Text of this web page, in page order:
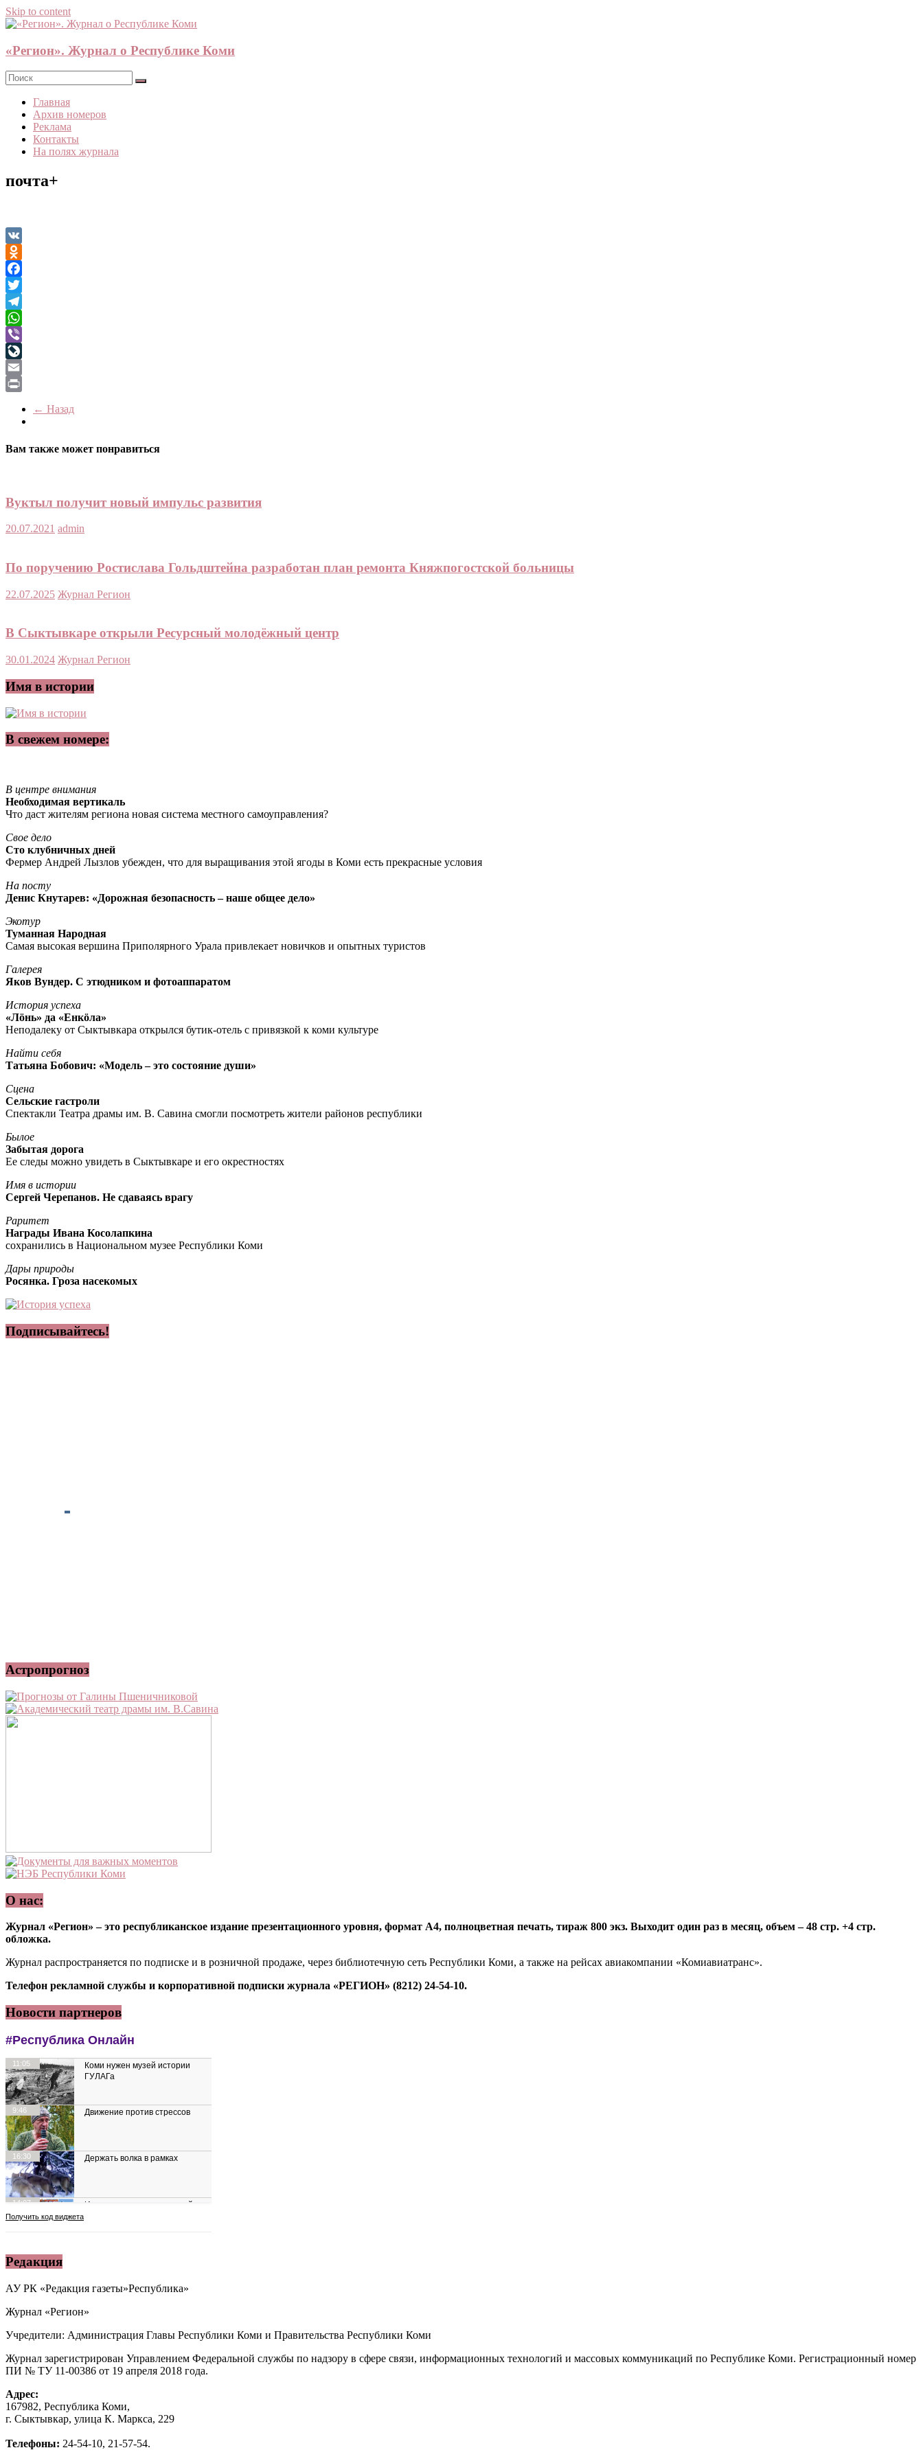
Skip to content
«Регион». Журнал о Республике Коми
Главная
Архив номеров
Реклама
Контакты
На полях журнала
почта+
VK
Odnoklassniki
Facebook
Twitter
Telegram
WhatsApp
Viber
LiveJournal
Email
← Назад
Вам также может понравиться
Вуктыл получит новый импульс развития
20.07.2021 admin
По поручению Ростислава Гольдштейна разработан план ремонта Княжпогостской больницы
22.07.2025 Журнал Регион
В Сыктывкаре открыли Ресурсный молодёжный центр
30.01.2024 Журнал Регион
Имя в истории
В свежем номере:
В центре внимания
Необходимая вертикаль
Что даст жителям региона новая система местного самоуправления?
Свое дело
Сто клубничных дней
Фермер Андрей Лызлов убежден, что для выращивания этой ягоды в Коми есть прекрасные условия
На посту
Денис Кнутарев: «Дорожная безопасность – наше общее дело»
Экотур
Туманная Народная
Самая высокая вершина Приполярного Урала привлекает новичков и опытных туристов
Галерея
Яков Вундер. С этюдником и фотоаппаратом
История успеха
«Лöнь» да «Енкöла»
Неподалеку от Сыктывкара открылся бутик-отель с привязкой к коми культуре
Найти себя
Татьяна Бобович: «Модель – это состояние души»
Сцена
Сельские гастроли
Спектакли Театра драмы им. В. Савина смогли посмотреть жители районов республики
Былое
Забытая дорога
Ее следы можно увидеть в Сыктывкаре и его окрестностях
Имя в истории
Сергей Черепанов. Не сдаваясь врагу
Раритет
Награды Ивана Косолапкина
сохранились в Национальном музее Республики Коми
Дары природы
Росянка. Гроза насекомых
Подписывайтесь!
Астропрогноз
О нас:
Журнал «Регион» – это республиканское издание презентационного уровня, формат А4, полноцветная печать, тираж 800 экз. Выходит один раз в месяц, объем – 48 стр. +4 стр.
обложка.
Журнал распространяется по подписке и в розничной продаже, через библиотечную сеть Республики Коми, а также на рейсах авиакомпании «Комиавиатранс».
Телефон рекламной службы и корпоративной подписки журнала «РЕГИОН» (8212) 24-54-10.
Новости партнеров
Редакция
АУ РК «Редакция газеты»Республика»
Журнал «Регион»
Учредители: Администрация Главы Республики Коми и Правительства Республики Коми
Журнал зарегистрирован Управлением Федеральной службы по надзору в сфере связи, информационных технологий и массовых коммуникаций по Республике Коми. Регистрационный номер
ПИ № ТУ 11-00386 от 19 апреля 2018 года.
Адрес:
167982, Республика Коми,
г. Сыктывкар, улица К. Маркса, 229
Телефоны: 24-54-10, 21-57-54.